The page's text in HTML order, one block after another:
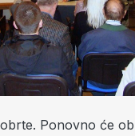
Ponovno će